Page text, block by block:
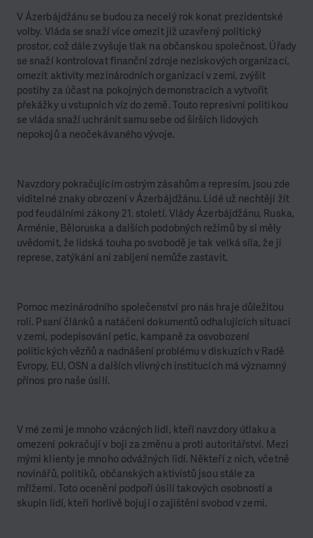
V Ázerbájdžánu se budou za necelý rok konat prezidentské
volby. Vláda se snaží více omezit již uzavřený politický
prostor, což dále zvyšuje tlak na občanskou společnost. Úřady
se snaží kontrolovat finanční zdroje neziskových organizací,
omezit aktivity mezinárodních organizací v zemi, zvýšit
postihy za účast na pokojných demonstracích a vytvořit
překážky u vstupních víz do země. Touto represivní politikou
se vláda snaží uchránit samu sebe od širších lidových
nepokojů a neočekávaného vývoje.
Navzdory pokračujícím ostrým zásahům a represím, jsou zde
viditelné znaky obrození v Ázerbájdžánu. Lidé už nechtějí žít
pod feudálními zákony 21. století. Vlády Ázerbájdžánu, Ruska,
Arménie, Běloruska a dalších podobných režimů by si měly
uvědomit, že lidská touha po svobodě je tak velká síla, že ji
represe, zatýkání ani zabíjení nemůže zastavit.
Pomoc mezinárodního společenství pro nás hraje důležitou
roli. Psaní článků a natáčení dokumentů odhalujících situaci
v zemi, podepisování petic, kampaně za osvobození
politických vězňů a nadnášení problému v diskuzích v Radě
Evropy, EU, OSN a dalších vlivných institucích má významný
přínos pro naše úsilí.
V mé zemi je mnoho vzácných lidí, kteří navzdory útlaku a
omezení pokračují v boji za změnu a proti autoritářství. Mezi
mými klienty je mnoho odvážných lidí. Někteří z nich, včetně
novinářů, politiků, občanských aktivistů jsou stále za
mřížemi. Toto ocenění podpoří úsilí takových osobností a
skupin lidí, kteří horlivě bojují o zajištění svobod v zemi.